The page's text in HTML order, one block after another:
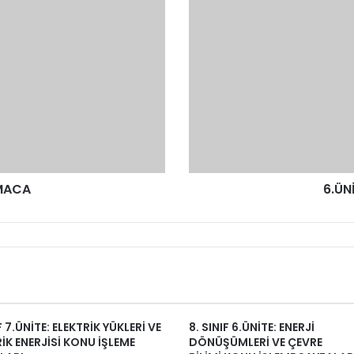
ELEKTRİK YÜKLERİ VE
ENERJİSİ KONU İŞLEME
8. SINIF 6.ÜNİTE: ENERJİ
DÖNÜŞÜMLERİ VE ÇEVRE